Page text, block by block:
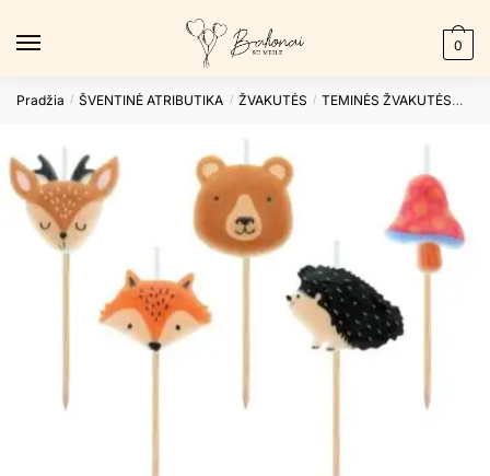
0
Pradžia / ŠVENTINĖ ATRIBUTIKA / ŽVAKUTĖS / TEMINĖS ŽVAKUTĖS